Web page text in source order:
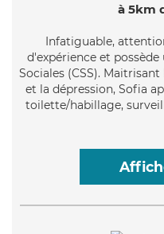
à 5km
Infatiguable,
d'expérience et
Sociales (CSS).
et la dépression, Sofia
toilette/habillage,